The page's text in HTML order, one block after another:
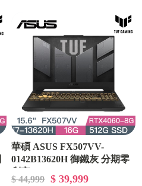
華碩 ASUS FX507VV-
0142B13620H 御鐵灰 分期零
$ 44,999 $ 39,999